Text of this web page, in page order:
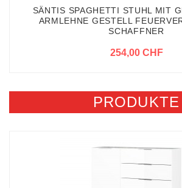
SÄNTIS SPAGHETTI STUHL MIT
ARMLEHNE GESTELL
SCHAFFNER
254,00 CHF
PRODUKTE